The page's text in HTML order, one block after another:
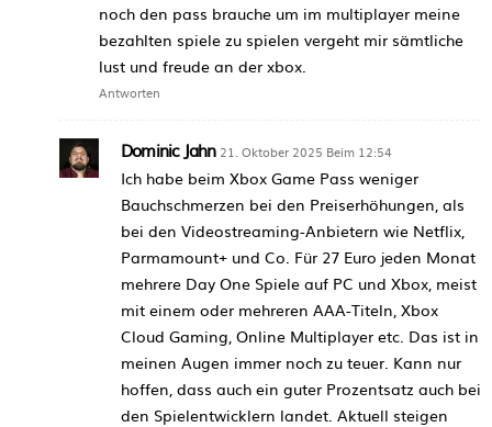
noch den pass brauche um im multiplayer meine
bezahlten spiele zu spielen vergeht mir sämtliche
lust und freude an der xbox.
Antworten
Dominic Jahn 21. Oktober 2025 Beim 12:54
Ich habe beim Xbox Game Pass weniger
Bauchschmerzen bei den Preiserhöhungen, als
bei den Videostreaming-Anbietern wie Netflix,
Parmamount+ und Co. Für 27 Euro jeden Monat
mehrere Day One Spiele auf PC und Xbox, meist
mit einem oder mehreren AAA-Titeln, Xbox
Cloud Gaming, Online Multiplayer etc. Das ist in
meinen Augen immer noch zu teuer. Kann nur
hoffen, dass auch ein guter Prozentsatz auch bei
den Spielentwicklern landet. Aktuell steigen